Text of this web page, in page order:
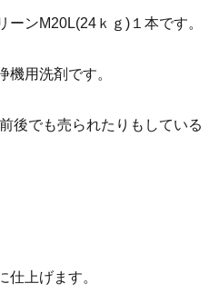
ンM20L(24ｋｇ)１本です。
機用洗剤です。
後でも売られたりもしている
仕上げます。